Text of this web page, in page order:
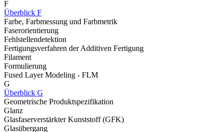
F
Überblick F
Farbe, Farbmessung und Farbmetrik
Faserorientierung
Fehlstellendetektion
Fertigungsverfahren der Additiven Fertigung
Filament
Formulierung
Fused Layer Modeling - FLM
G
Überblick G
Geometrische Produktspezifikation
Glanz
Glasfaserverstärkter Kunststoff (GFK)
Glasübergang